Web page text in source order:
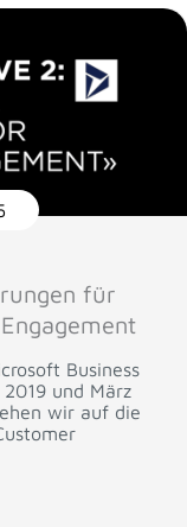
für
Business
und März
wir auf die